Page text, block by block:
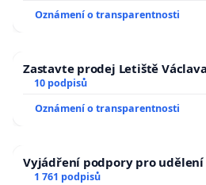
Oznámení o transparentnosti
Zastavte prodej Letiště
10 podpisů
Oznámení o transparentnosti
Vyjádření podpory pro udělení
1 761 podpisů